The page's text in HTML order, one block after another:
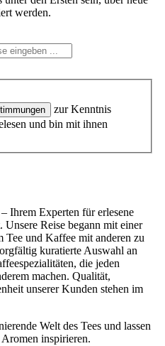
werden.
zur Kenntnis
und bin mit ihnen
– Ihrem Experten für erlesene
Unsere Reise begann mit einer
und Kaffee mit anderen zu
kuratierte Auswahl an
die jeden
machen. Qualität,
unserer Kunden stehen im
Welt des Tees und lassen
inspirieren.